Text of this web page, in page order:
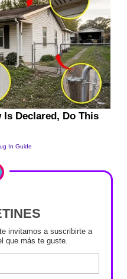
invitamos a suscribirte a
que más te guste.